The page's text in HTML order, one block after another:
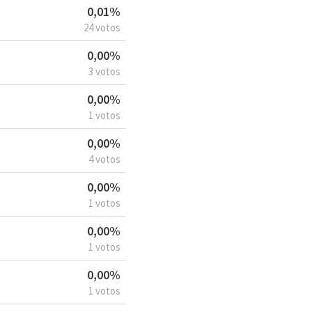
0,01%
24 votos
0,00%
3 votos
0,00%
1 votos
0,00%
4 votos
0,00%
1 votos
0,00%
1 votos
0,00%
1 votos